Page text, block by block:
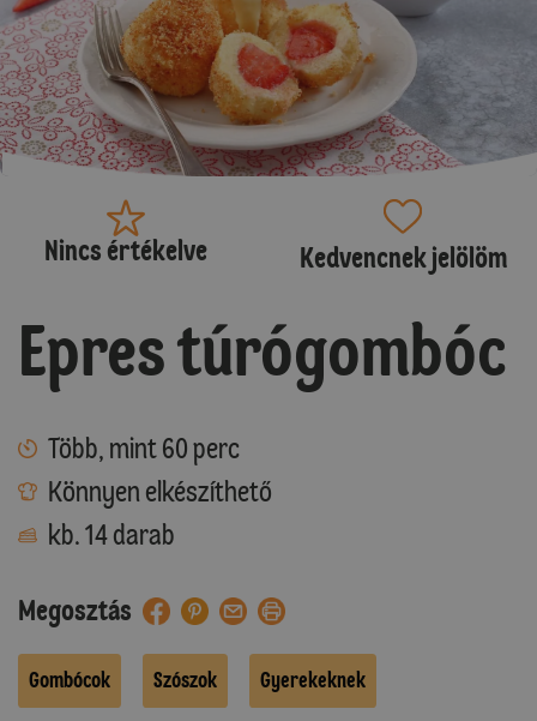
Nincs értékelve Kedvencnek jelölöm
Epres túrógombóc
Több, mint 60 perc
Könnyen elkészíthető
kb. 14 darab
Megosztás
Gombócok Szószok Gyerekeknek